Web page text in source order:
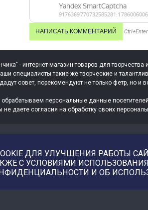
Ctrl+Enter
- интернет-магазин товаров для
специалисты такие же творческие и
совет, порекомендуют не только фетр, но и
персональные данные
не даете согласия на обработку своих
ДЛЯ УЛУЧШЕНИЯ РАБОТЫ
С УСЛОВИЯМИ
И ОБ